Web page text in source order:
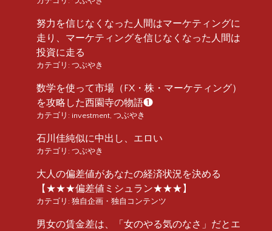
努力を信じなくなった人間はマーケティングに
走り、マーケティングを信じなくなった人間は
投資に走る
カテゴリ: つぶやき
数学を使って市場（FX・株・マーケティング）
を攻略した西園寺の物語❶
カテゴリ: investment つぶやき
石川佳純似に中出し、エロい
カテゴリ: つぶやき
大人の偏差値があなたの経済状況を決める
【★★★偏差値ミシュラン★★★】
カテゴリ: 独自企画・独自コンテンツ
男女の賃金差は、「女のやる気のなさ」だとエ